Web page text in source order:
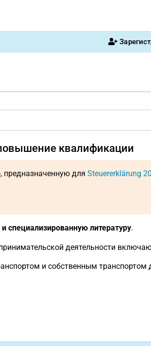
квалификации
предназначенную для Steuererklärung
специализированную литературу.
деятельности
и собственным транспортом